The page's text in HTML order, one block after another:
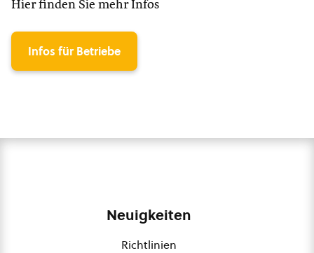
Hier finden Sie mehr Infos
Infos für Betriebe
Neuigkeiten
Richtlinien